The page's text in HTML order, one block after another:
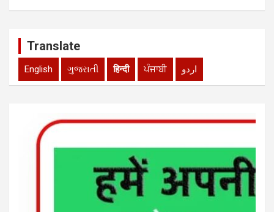
Translate
English ગુજરાતી हिन्दी ਪੰਜਾਬੀ اردو